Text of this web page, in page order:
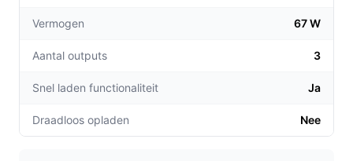
laadsnelheden nodig hebt, controleer welke waarde en
welke uitgang(en) dat ondersteunen.
Praktisch t.o.v. alternatieven
Op dit type-niveau gelden de volgende overwegingen
ten opzichte van compactere of juist zwaardere
Vermogen 67 W
Aantal outputs 3
Snel laden functionaliteit Ja
Draadloos opladen Nee